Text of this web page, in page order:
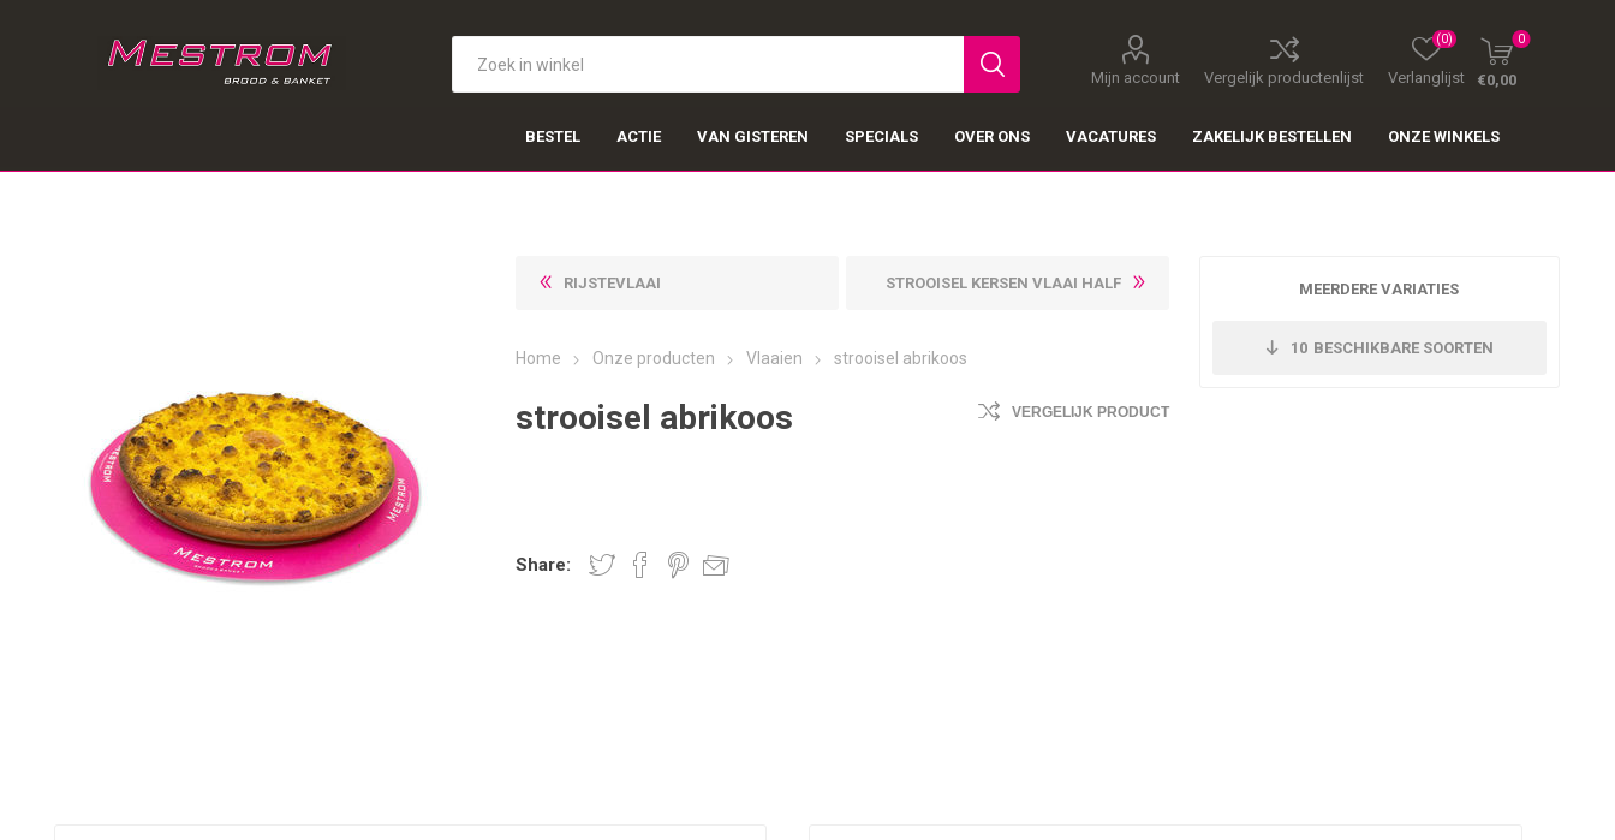
Mijn account Vergelijk productenlijst Verlanglijst
(0) 0
€0,00
BESTEL ACTIE VAN GISTEREN SPECIALS OVER ONS VACATURES ZAKELIJK BESTELLEN ONZE WINKELS
RIJSTEVLAAI STROOISEL KERSEN VLAAI HALF
Home Onze producten Vlaaien strooisel abrikoos
strooisel abrikoos VERGELIJK PRODUCT
MEERDERE VARIATIES
10 BESCHIKBARE SOORTEN
Share: